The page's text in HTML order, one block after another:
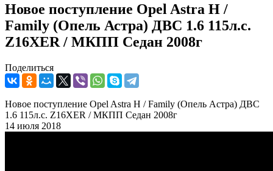
Новое поступление Opel Astra H /
Family (Опель Астра) ДВС 1.6 115л.с.
Z16XER / МКПП Седан 2008г
Поделиться
Новое поступление Opel Astra H / Family (Опель Астра) ДВС
1.6 115л.с. Z16XER / МКПП Седан 2008г
14 июля 2018